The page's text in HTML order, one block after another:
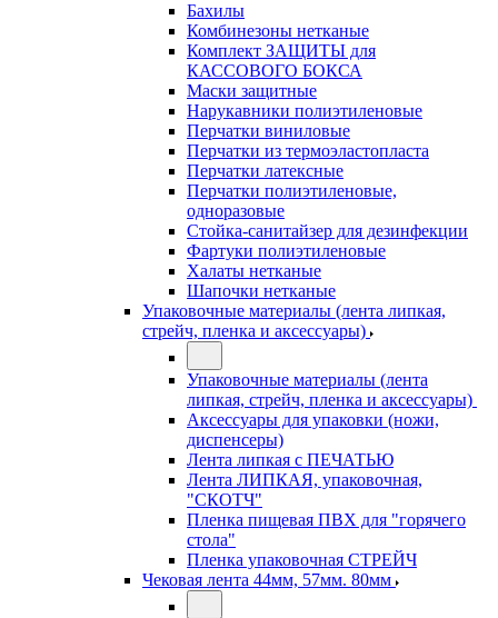
Бахилы
Комбинезоны нетканые
Комплект ЗАЩИТЫ для
КАССОВОГО БОКСА
Маски защитные
Нарукавники полиэтиленовые
Перчатки виниловые
Перчатки из термоэластопласта
Перчатки латексные
Перчатки полиэтиленовые,
одноразовые
Стойка-санитайзер для дезинфекции
Фартуки полиэтиленовые
Халаты нетканые
Шапочки нетканые
Упаковочные материалы (лента липкая,
стрейч, пленка и аксессуары)
Упаковочные материалы (лента
липкая, стрейч, пленка и аксессуары)
Аксессуары для упаковки (ножи,
диспенсеры)
Лента липкая с ПЕЧАТЬЮ
Лента ЛИПКАЯ, упаковочная,
"СКОТЧ"
Пленка пищевая ПВХ для "горячего
стола"
Пленка упаковочная СТРЕЙЧ
Чековая лента 44мм, 57мм. 80мм